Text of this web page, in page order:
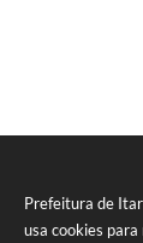
Prefeitura de
usa cookies